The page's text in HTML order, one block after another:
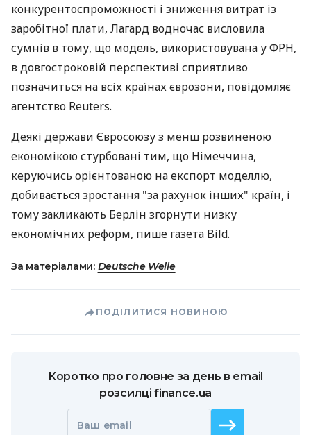
конкурентоспроможності і зниження витрат із
заробітної плати, Лагард водночас висловила
сумнів в тому, що модель, використовувана у ФРН,
в довгостроковій перспективі сприятливо
позначиться на всіх країнах єврозони, повідомляє
агентство Reuters.
Деякі держави Євросоюзу з менш розвиненою
економікою стурбовані тим, що Німеччина,
керуючись орієнтованою на експорт моделлю,
добивається зростання "за рахунок інших" країн, і
тому закликають Берлін згорнути низку
економічних реформ, пише газета Bild.
За матеріалами: Deutsche Welle
ПОДІЛИТИСЯ НОВИНОЮ
Коротко про головне за день в email
розсилці finance.ua
Ваш email